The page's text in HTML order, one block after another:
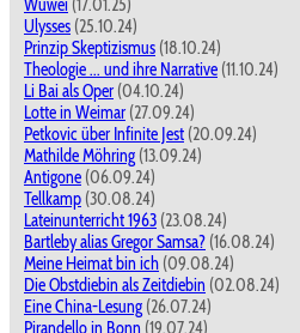
Wuwei (17.01.25)
Ulysses (25.10.24)
Prinzip Skeptizismus (18.10.24)
Theologie ... und ihre Narrative (11.10.24)
Li Bai als Oper (04.10.24)
Lotte in Weimar (27.09.24)
Petkovic über Infinite Jest (20.09.24)
Mathilde Möhring (13.09.24)
Antigone (06.09.24)
Tellkamp (30.08.24)
Lateinunterricht 1963 (23.08.24)
Bartleby alias Gregor Samsa? (16.08.24)
Meine Heimat bin ich (09.08.24)
Die Obstdiebin als Zeitdiebin (02.08.24)
Eine China-Lesung (26.07.24)
Pirandello in Bonn (19.07.24)